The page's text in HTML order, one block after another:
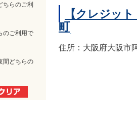
ちらのご利
のご利用で
間どちらの
【クレジッ
町
住所：大阪府大阪市